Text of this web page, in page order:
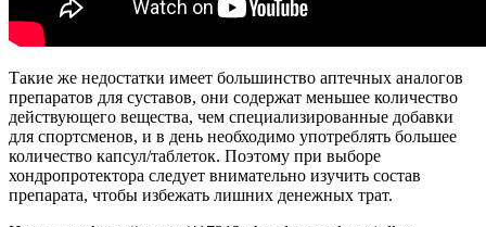
Такие же недостатки имеет большинство аптечных аналогов
препаратов для суставов, они содержат меньшее количество
действующего вещества, чем специализированные добавки
для спортсменов, и в день необходимо употреблять большее
количество капсул/таблеток. Поэтому при выборе
хондропротектора следует внимательно изучить состав
препарата, чтобы избежать лишних денежных трат.